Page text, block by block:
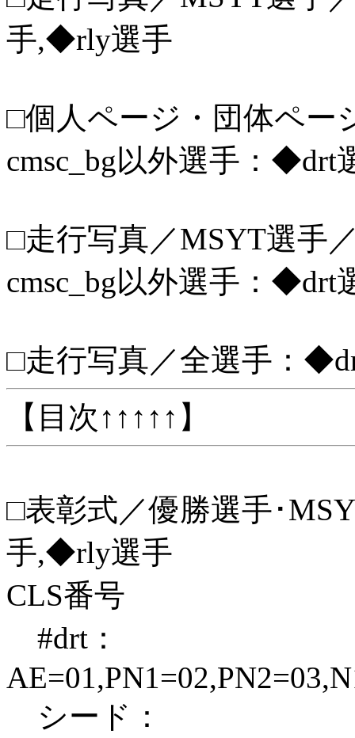
手,◆rly選手
□個人ページ・団体ペー
cmsc_bg以外選手：
□走行写真／MSYT選手
cmsc_bg以外選手：
□走行写真／全選手：
【目次↑↑↑↑↑】
□表彰式／優勝選手･
手,◆rly選手
CLS番号
#drt：
シード：